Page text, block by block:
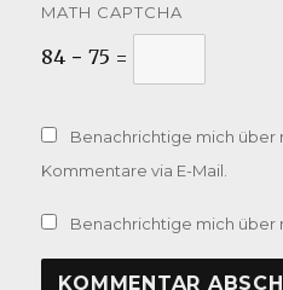
MATH CAPTCHA
84 − 75 =
Benachrichtige mich über
Kommentare via E-Mail.
Benachrichtige mich über